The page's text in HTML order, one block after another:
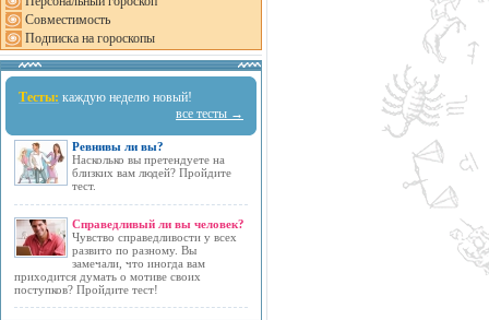
Совместимость
Подписка на гороскопы
Тесты: каждую неделю новый!
все тесты →
Ревнивы ли вы?
Насколько вы претендуете на
близких вам людей? Пройдите
тест.
Справедливый ли вы человек?
Чувство справедливости у всех
развито по разному. Вы
замечали, что иногда вам
приходится думать о мотиве своих
поступков? Пройдите тест!